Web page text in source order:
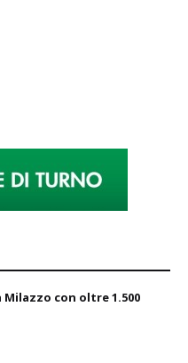
Milazzo con oltre 1.500